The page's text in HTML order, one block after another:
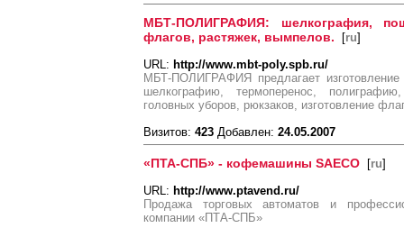
МБТ-ПОЛИГРАФИЯ: шелкография,
флагов, растяжек, вымпелов. [ru]
URL: http://www.mbt-poly.spb.ru/
МБТ-ПОЛИГРАФИЯ предлагает изготовление
шелкографию, термоперенос,
головных уборов, рюкзаков, изготовление
Визитов: 423 Добавлен: 24.05.2007
«ПТА-СПБ» - кофемашины SAECO [ru]
URL: http://www.ptavend.ru/
Продажа торговых автоматов и
компании «ПТА-СПБ»